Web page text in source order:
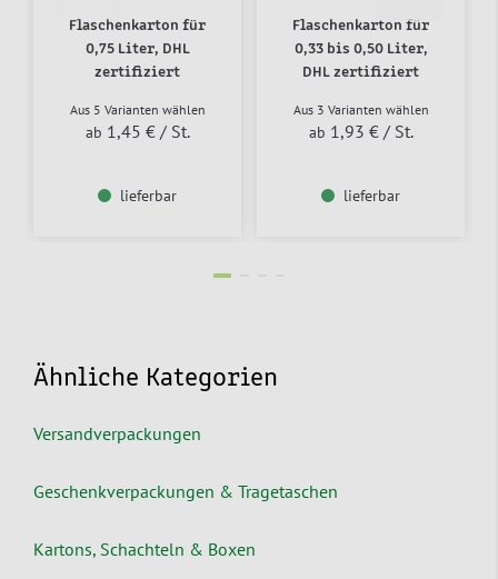
Flaschenkarton für
0,75 Liter, DHL
zertifiziert
Aus 5 Varianten wählen
ab 1,45 € / St.
lieferbar
Flaschenkarton für
0,33 bis 0,50 Liter,
DHL zertifiziert
Aus 3 Varianten wählen
ab 1,93 € / St.
lieferbar
Ähnliche Kategorien
Versandverpackungen
Geschenkverpackungen & Tragetaschen
Kartons, Schachteln & Boxen